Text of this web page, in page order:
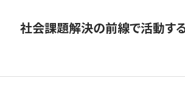
社会課題解決の前線で活動す